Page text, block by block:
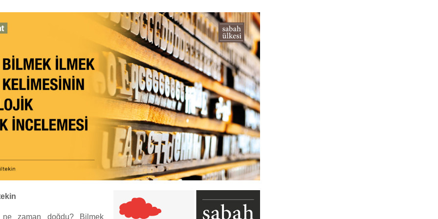
ne zaman doğdu? Bilmek